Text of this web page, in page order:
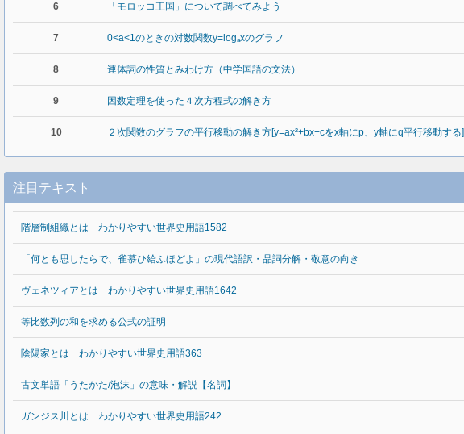
6 「モロッコ王国」について調べてみよう
7 0<a<1のときの対数関数y=logₐxのグラフ
8 連体詞の性質とみわけ方（中学国語の文法）
9 因数定理を使った４次方程式の解き方
10 ２次関数のグラフの平行移動の解き方[y=ax²+bx+cをx軸にp、y軸にq平行移動する]
注目テキスト
階層制組織とは わかりやすい世界史用語1582
「何とも思したらで、雀慕ひ給ふほどよ」の現代語訳・品詞分解・敬意の向き
ヴェネツィアとは わかりやすい世界史用語1642
等比数列の和を求める公式の証明
陰陽家とは わかりやすい世界史用語363
古文単語「うたかた/泡沫」の意味・解説【名詞】
ガンジス川とは わかりやすい世界史用語242